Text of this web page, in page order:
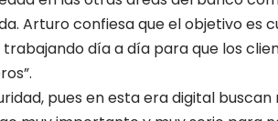
Arturo confiesa que el objetivo es
trabajando día a día para que los
pues en esta era digital buscan